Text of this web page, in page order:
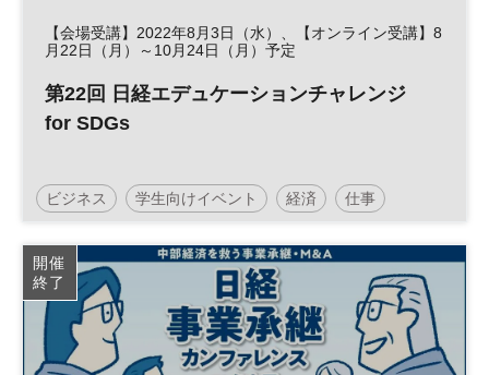
【会場受講】2022年8月3日（水）、【オンライン受講】8
月22日（月）～10月24日（月）予定
第22回 日経エデュケーションチャレンジ
for SDGs
ビジネス 学生向けイベント 経済 仕事
キャリア SDGs 社会
日経エデュケーションチャレンジ 社会学習
夏休み キャリア教育 企業研究 自由研究
開催
終了